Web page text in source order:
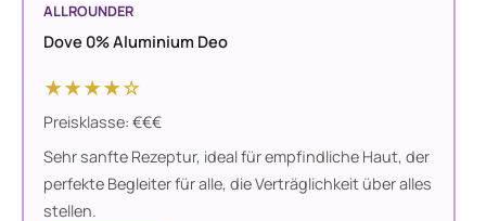
ALLROUNDER
Dove 0% Aluminium Deo
★★★★☆
Preisklasse: €€€
Sehr sanfte Rezeptur, ideal für empfindliche Haut, der
perfekte Begleiter für alle, die Verträglichkeit über alles
stellen.